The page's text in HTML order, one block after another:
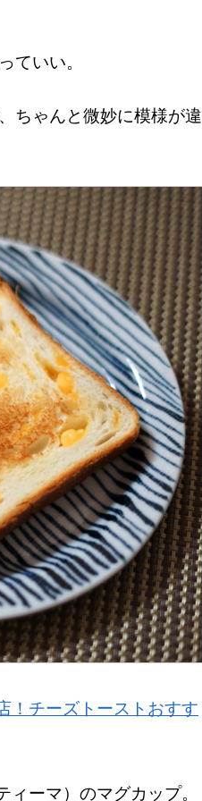
ていい。
ちゃんと微妙に模様が違
！チーズトーストおすす
ーマ）のマグカップ。